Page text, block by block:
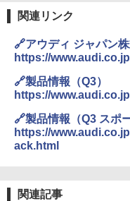
関連リンク
🔗アウディ ジャパン
https://
🔗製品情報（Q3）
https://
🔗製品情報（Q3 スポ
https://
ack.html
関連記事